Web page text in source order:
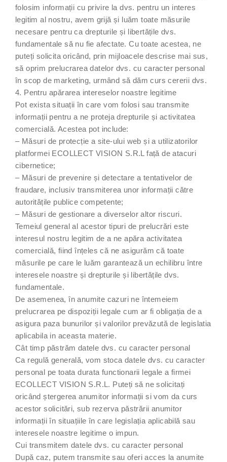
folosim informații cu privire la dvs. pentru un interes
legitim al nostru, avem grijă și luăm toate măsurile
necesare pentru ca drepturile și libertățile dvs.
fundamentale să nu fie afectate. Cu toate acestea, ne
puteți solicita oricând, prin mijloacele descrise mai sus,
să oprim prelucrarea datelor dvs. cu caracter personal
în scop de marketing, urmând să dăm curs cererii dvs.
4. Pentru apărarea intereselor noastre legitime
Pot exista situații în care vom folosi sau transmite
informații pentru a ne proteja drepturile și activitatea
comercială. Acestea pot include:
– Măsuri de protecție a site-ului web și a utilizatorilor
platformei ECOLLECT VISION S.R.L față de atacuri
cibernetice;
– Măsuri de prevenire și detectare a tentativelor de
fraudare, inclusiv transmiterea unor informații către
autoritățile publice competente;
– Măsuri de gestionare a diverselor altor riscuri.
Temeiul general al acestor tipuri de prelucrări este
interesul nostru legitim de a ne apăra activitatea
comercială, fiind înțeles că ne asigurăm că toate
măsurile pe care le luăm garantează un echilibru între
interesele noastre și drepturile și libertățile dvs.
fundamentale.
De asemenea, în anumite cazuri ne întemeiem
prelucrarea pe dispoziții legale cum ar fi obligația de a
asigura paza bunurilor și valorilor prevăzută de legislatia
aplicabila in aceasta materie.
Cât timp păstrăm datele dvs. cu caracter personal
Ca regulă generală, vom stoca datele dvs. cu caracter
personal pe toata durata functionarii legale a firmei
ECOLLECT VISION S.R.L. Puteți să ne solicitați
oricând ștergerea anumitor informații si vom da curs
acestor solicitări, sub rezerva păstrării anumitor
informații în situațiile în care legislația aplicabilă sau
interesele noastre legitime o impun.
Cui transmitem datele dvs. cu caracter personal
După caz, putem transmite sau oferi acces la anumite